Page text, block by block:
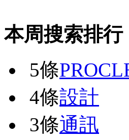
本周搜索排行
5條
4條設計
3條通訊